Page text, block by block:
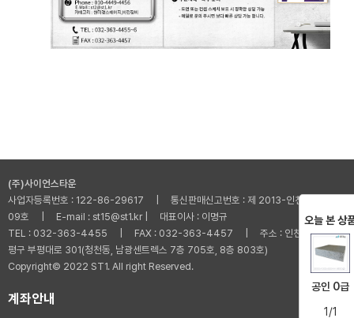
(주)사이언스타운
사업자등록번호 : 122-86-29617 | 통신판매신고번호 : 제 2013-인천부평-001
09호 | E-mail : st15@st1.kr | 대표이사 : 이명규
TEL : 032-363-4455 | FAX : 032-363-4457 | 주소 : 인천광역시 부
평구 부평대로 301(청천동, 남광센트렉스 7층 705호, 8층 803호)
Copyright© 2022 ST1. All right Reserved.
계좌안내
오늘 본 상
공인 0급
1/1